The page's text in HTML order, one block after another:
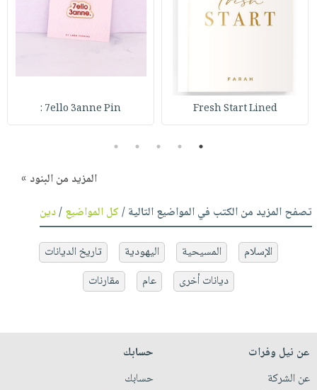
Fresh Start Lined
7ello 3anne Pin :
1
2
3
4
5
المزيد من البنود »
تصفح المزيد من الكتب في المواضيع التالية /كل المواضيع/دين
الإسلام المسيحية اليهودية
تاريخ الديانات
ديانات أخرى
عام مقارنات
عن نيل وفرات
عن الشركة
حسابك
حسابك